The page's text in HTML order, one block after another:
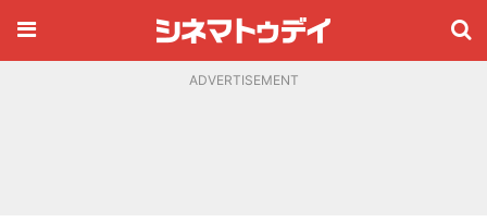
ADVERTISEMENT